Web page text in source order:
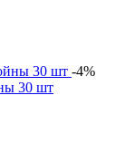
-4%
30 шт